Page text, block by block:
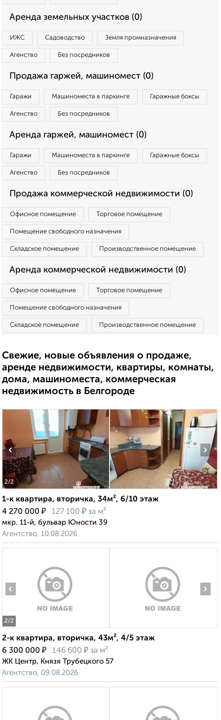
Аренда земельных участков (0)
ИЖС Садоводство Земля промназначения
Агенство Без посредников
Продажа гаржей, машиномест (0)
Гаражи Машиноместа в паркинге Гаражные боксы
Агенство Без посредников
Аренда гаржей, машиномест (0)
Гаражи Машиноместа в паркинге Гаражные боксы
Агенство Без посредников
Продажа коммерческой недвижимости (0)
Офисное помещение Торговое помещение
Помещение свободного назначения
Складское помещение Производственное помещение
Аренда коммерческой недвижимости (0)
Офисное помещение Торговое помещение
Помещение свободного назначения
Складское помещение Производственное помещение
Свежие, новые объявления о продаже,
аренде недвижимости, квартиры, комнаты,
дома, машиноместа, коммерческая
недвижимость в Белгороде
2/2
‹ ›
1-к квартира, вторичка, 34м², 6/10 этаж
4 270 000 ₽ 127 100 ₽ за м²
мкр. 11-й, бульвар Юности 39
Агентство, 10.08.2026
2/2
‹ ›
2-к квартира, вторичка, 43м², 4/5 этаж
6 300 000 ₽ 146 600 ₽ за м²
ЖК Центр, Князя Трубецкого 57
Агентство, 09.08.2026